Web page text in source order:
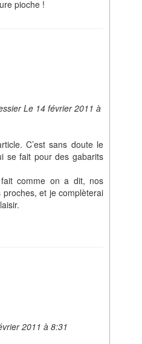
pioche !
Le 14 février 2011 à
C’est sans doute le
se fait pour des gabarits
comme on a dit, nos
et je complèterai
2011 à 8:31